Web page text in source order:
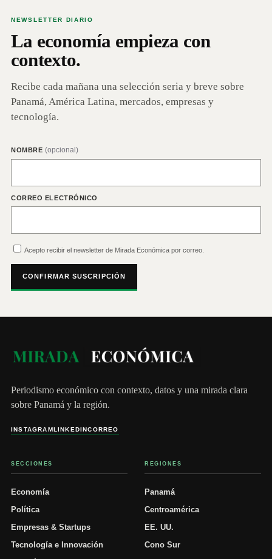
NEWSLETTER DIARIO
La economía empieza con
contexto.
Recibe cada mañana una selección seria y breve sobre
Panamá, América Latina, mercados, empresas y
tecnología.
NOMBRE (opcional)
CORREO ELECTRÓNICO
Acepto recibir el newsletter de Mirada Económica por correo.
CONFIRMAR SUSCRIPCIÓN
Periodismo económico con contexto, datos y una mirada clara
sobre Panamá y la región.
INSTAGRAMLINKEDINCORREO
SECCIONES
Economía
Política
Empresas & Startups
Tecnología e Innovación
REGIONES
Panamá
Centroamérica
EE. UU.
Cono Sur